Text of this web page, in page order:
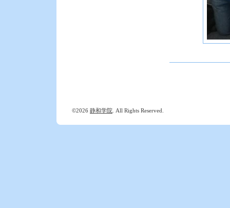
©2026 静和学院 . All Rights Reserved.